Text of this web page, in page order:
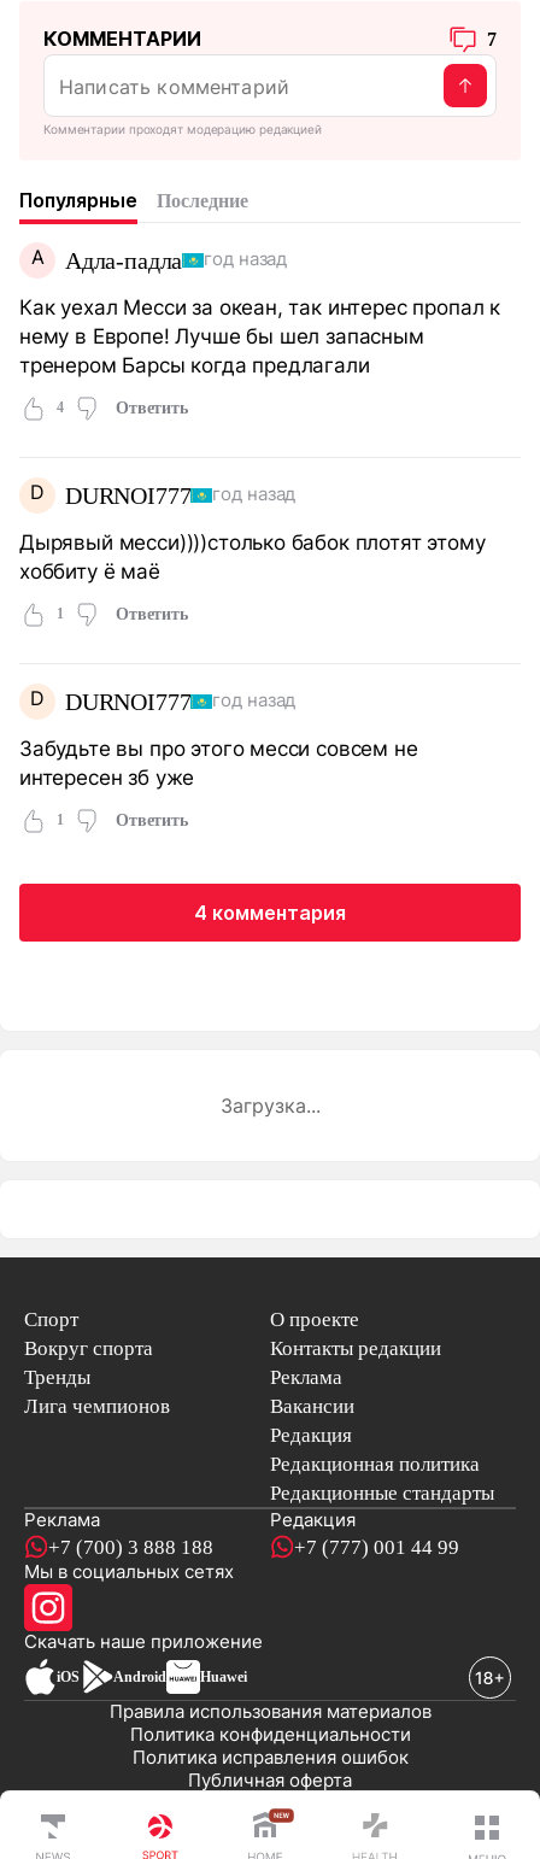
КОММЕНТАРИИ 7
Комментарии проходят модерацию редакцией
Популярные Последние
А Адла-падла год назад
Как уехал Месси за океан, так интерес пропал к
нему в Европе! Лучше бы шел запасным
тренером Барсы когда предлагали
4 Ответить
D DURNOI777 год назад
Дырявый месси))))столько бабок плотят этому
хоббиту ё маё
1 Ответить
D DURNOI777 год назад
Забудьте вы про этого месси совсем не
интересен зб уже
1 Ответить
4 комментария
Загрузка...
Спорт
Вокруг спорта
Тренды
Лига чемпионов
О проекте
Контакты редакции
Реклама
Вакансии
Редакция
Редакционная политика
Редакционные стандарты
Реклама
+7 (700) 3 888 188
Редакция
+7 (777) 001 44 99
Мы в социальных сетях
Скачать наше приложениеновостей
iOS Android Huawei
Публичная оферта
Политика исправления ошибок
Политика конфиденциальности
Правила использования материалов
© 2008-2026 ТОО «EML»